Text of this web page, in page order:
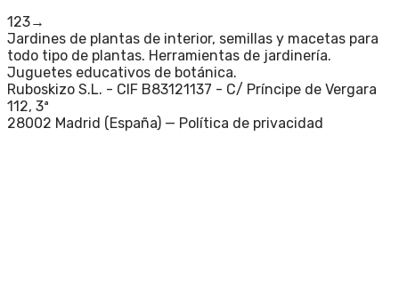
123→
Jardines de plantas de interior, semillas y macetas para
todo tipo de plantas. Herramientas de jardinería.
Juguetes educativos de botánica.
Ruboskizo S.L. - CIF B83121137 - C/ Príncipe de Vergara
112, 3ª
28002 Madrid (España) — Política de privacidad